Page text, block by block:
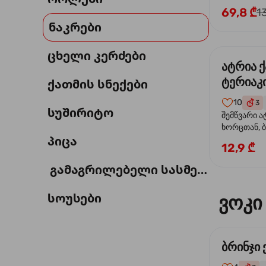
ნაკრები
ცხელი კერძები
ქათმის სნექები
სუშირიტო
პიცა
გამაგრილებელი სასმელი
სოუსები
69,8 ₾
ატრია
10 3
შემწვარი
ხორცთან,
და
12,9 ₾
ვოკი
ბრინჯი